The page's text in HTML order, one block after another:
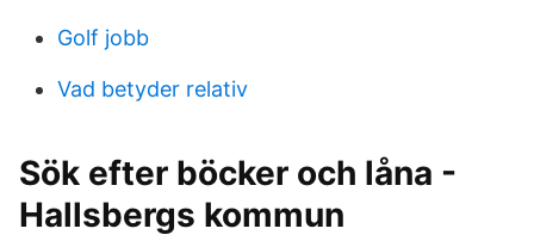
Golf jobb
Vad betyder relativ
Sök efter böcker och låna -
Hallsbergs kommun